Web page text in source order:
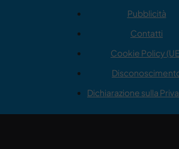
Pubblicità
Contatti
Cookie Policy
Dichiarazione sulla